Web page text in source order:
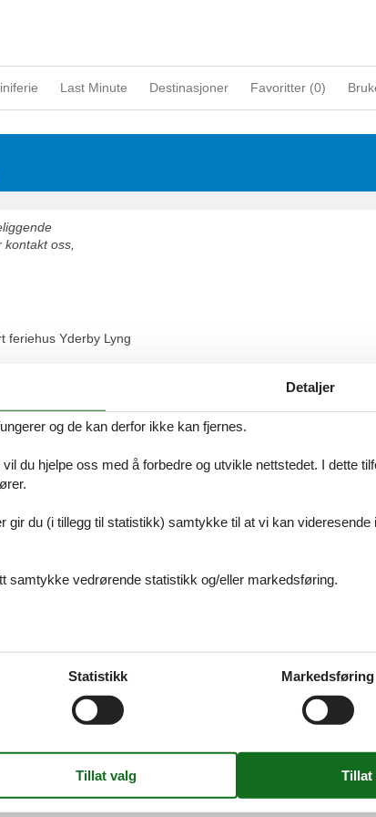
Last Minute Destinasjoner Favoritter (0)
oss,
feriehus Yderby Lyng
utvalget av vakkert beliggende feriehuse Odsherred.
utvalget av vakkert beliggende feriehuse Sjælland. Bestill
Detaljer
og de kan derfor ikke kan fjernes.
du hjelpe oss med å forbedre og utvikle nettstedet. I dette
gir du (i tillegg til statistikk) samtykke til at vi kan videresende
samtykke vedrørende statistikk og/eller markedsføring.
Statistikk Markedsføring